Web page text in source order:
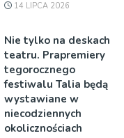
14 LIPCA 2026
Nie tylko na deskach
teatru. Prapremiery
tegorocznego
festiwalu Talia będą
wystawiane w
niecodziennych
okolicznościach